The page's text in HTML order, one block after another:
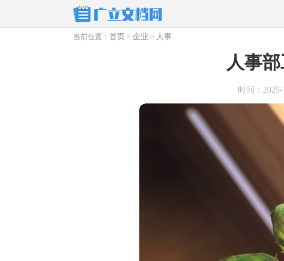
当前位置： 首页 > 企业 > 人事
人事
时间：